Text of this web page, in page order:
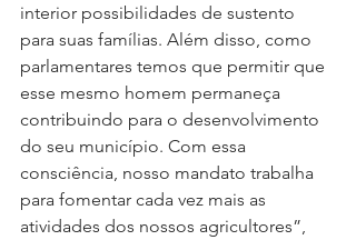
interior possibilidades de sustento
para suas famílias. Além disso, como
parlamentares temos que permitir que
esse mesmo homem permaneça
contribuindo para o desenvolvimento
do seu município. Com essa
consciência, nosso mandato trabalha
para fomentar cada vez mais as
atividades dos nossos agricultores”,